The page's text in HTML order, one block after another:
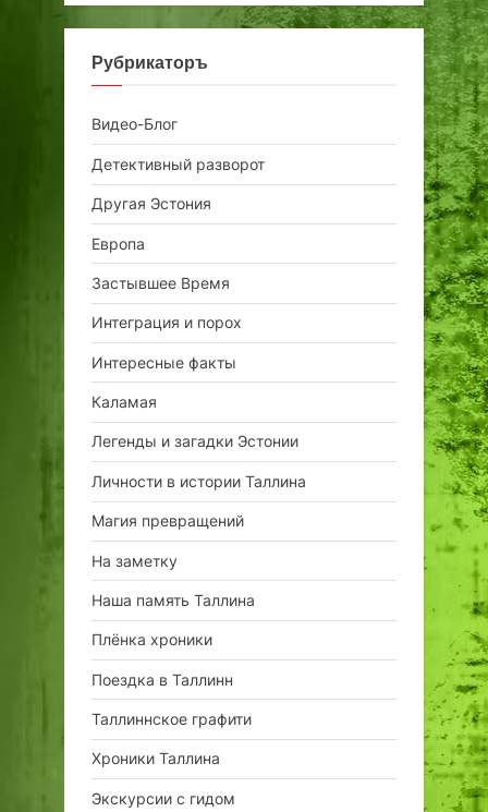
Рубрикаторъ
Видео-Блог
Детективный разворот
Другая Эстония
Европа
Застывшее Время
Интеграция и порох
Интересные факты
Каламая
Легенды и загадки Эстонии
Личности в истории Таллина
Магия превращений
На заметку
Наша память Таллина
Плёнка хроники
Поездка в Таллинн
Таллиннское графити
Хроники Таллина
Экскурсии с гидом